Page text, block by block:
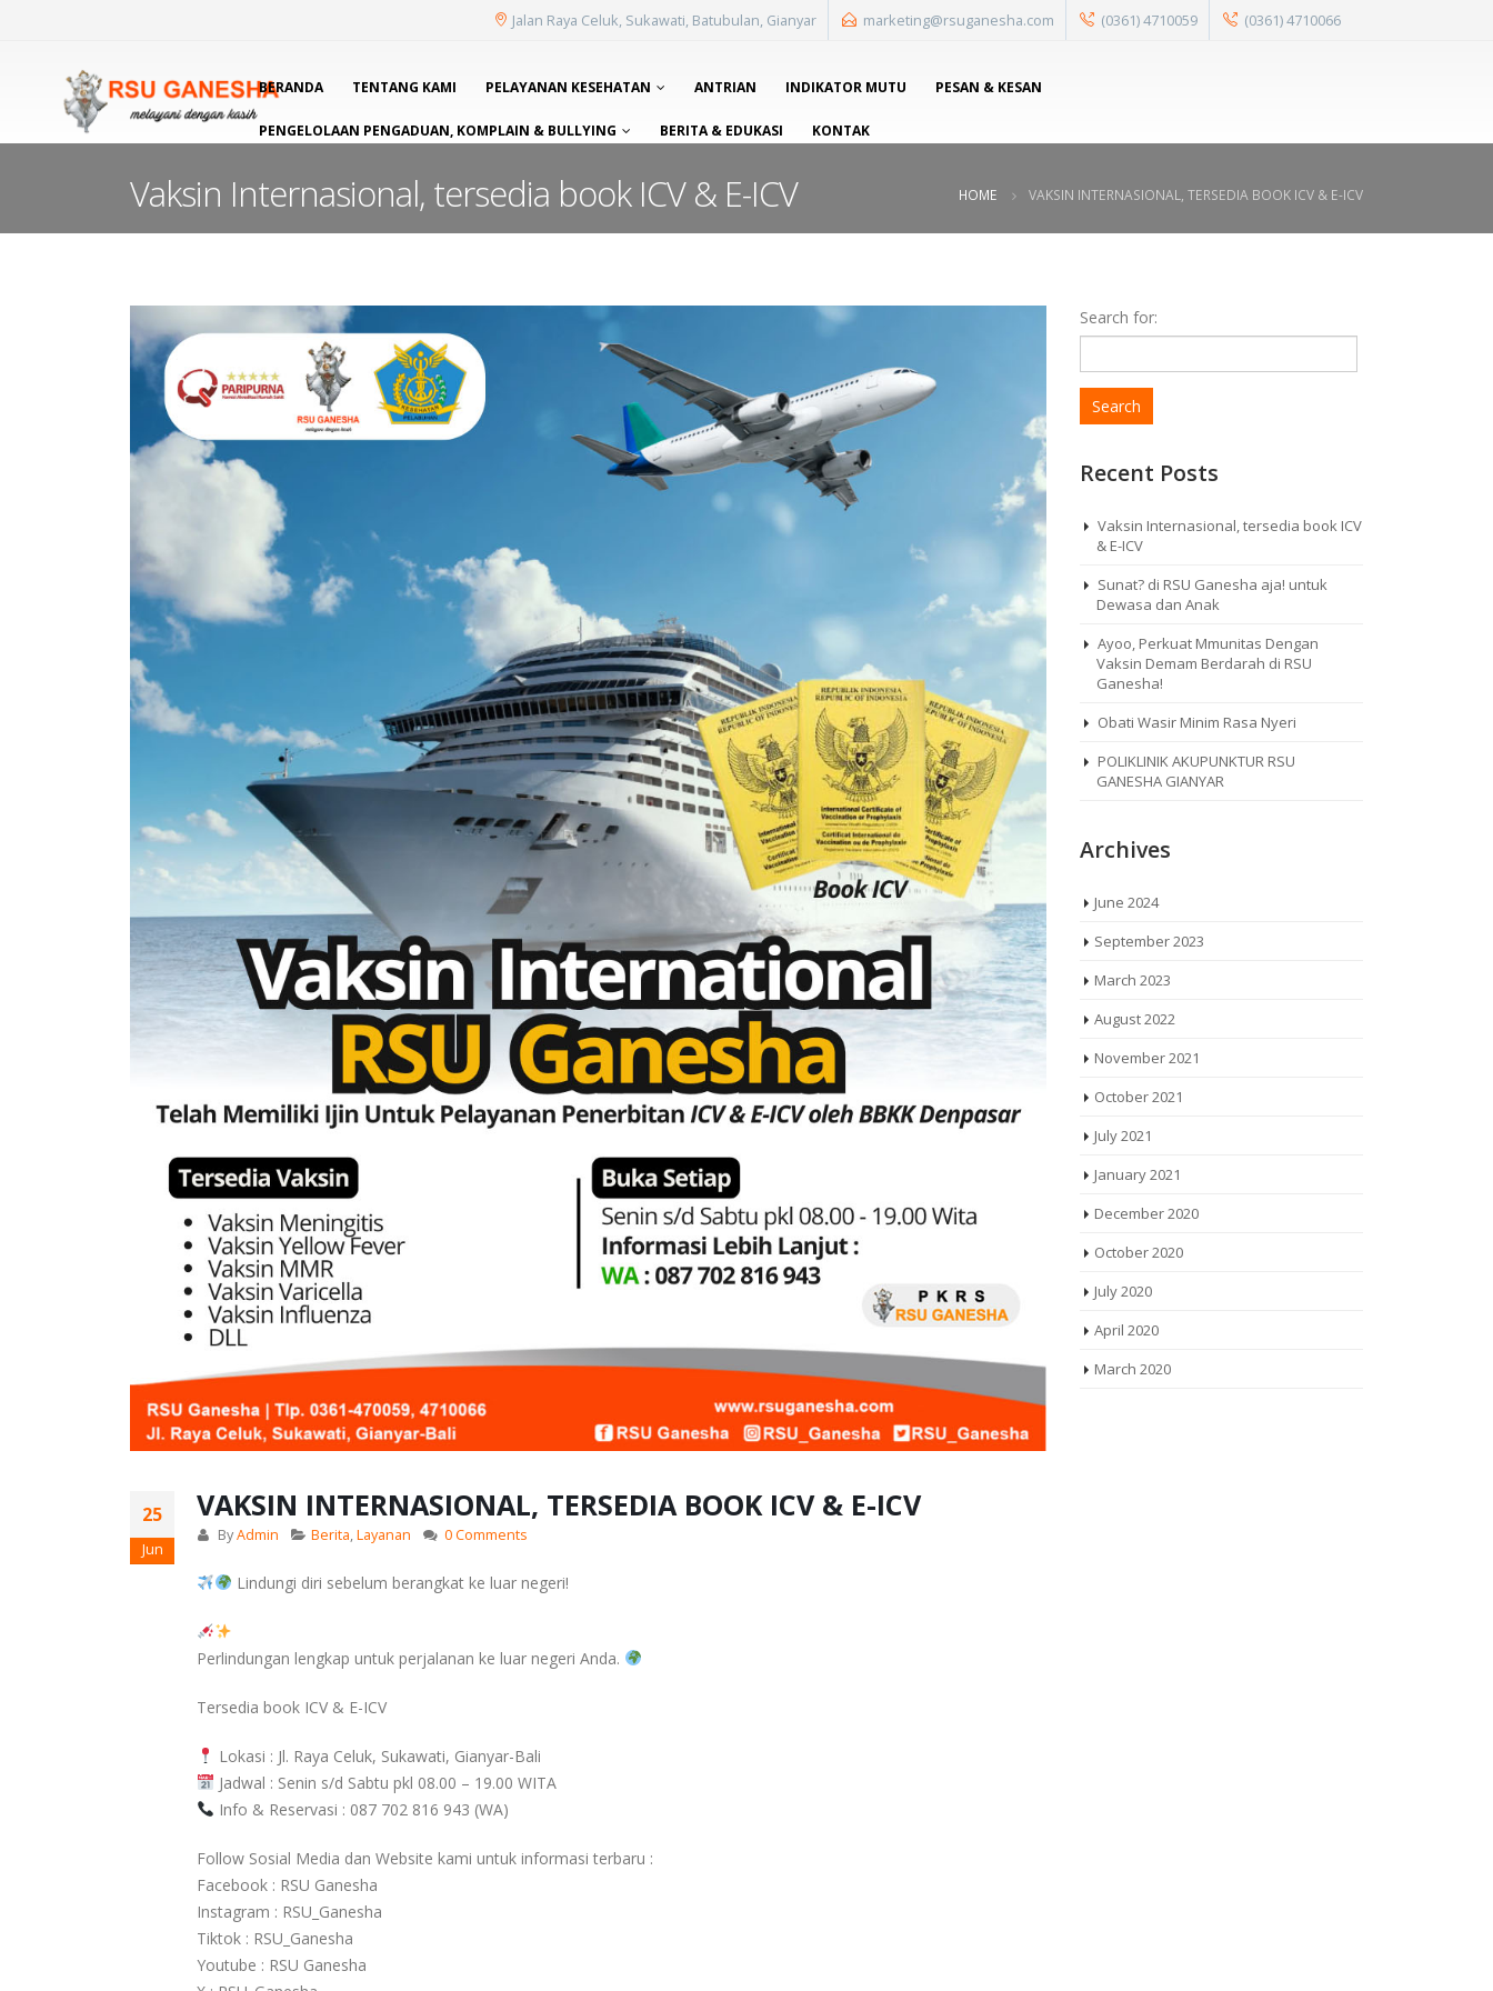
Jalan Raya Celuk, Sukawati, Batubulan, Gianyar marketing@rsuganesha.com (0361) 4710059 (0361) 4710066
BERANDA TENTANG KAMI PELAYANAN KESEHATAN ANTRIAN INDIKATOR MUTU PESAN & KESAN
PENGELOLAAN PENGADUAN, KOMPLAIN & BULLYING BERITA & EDUKASI KONTAK
Vaksin Internasional, tersedia book ICV & E-ICV HOME VAKSIN INTERNASIONAL, TERSEDIA BOOK ICV & E-ICV
25
Jun
VAKSIN INTERNASIONAL, TERSEDIA BOOK ICV & E-ICV
ByAdmin Berita,Layanan 0 Comments
Lindungi diri sebelum berangkat ke luar negeri!
Perlindungan lengkap untuk perjalanan ke luar negeri Anda.
Tersedia book ICV & E-ICV
Lokasi : Jl. Raya Celuk, Sukawati, Gianyar-Bali
Jadwal : Senin s/d Sabtu pkl 08.00 – 19.00 WITA
Info & Reservasi : 087 702 816 943 (WA)
Follow Sosial Media dan Website kami untuk informasi terbaru :
Facebook : RSU Ganesha
Instagram : RSU_Ganesha
Tiktok : RSU_Ganesha
Youtube : RSU Ganesha
Search for:
Recent Posts
Vaksin Internasional, tersedia book ICV
& E-ICV
Sunat? di RSU Ganesha aja! untuk
Dewasa dan Anak
Ayoo, Perkuat Mmunitas Dengan
Vaksin Demam Berdarah di RSU
Ganesha!
Obati Wasir Minim Rasa Nyeri
POLIKLINIK AKUPUNKTUR RSU
GANESHA GIANYAR
Archives
June 2024
September 2023
March 2023
August 2022
November 2021
October 2021
July 2021
January 2021
December 2020
October 2020
July 2020
April 2020
March 2020